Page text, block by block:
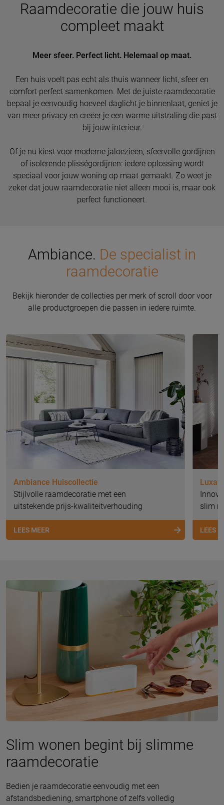
Raamdecoratie die jouw huis
compleet maakt
Meer sfeer. Perfect licht. Helemaal op maat.
Een huis voelt pas echt als thuis wanneer licht, sfeer en
comfort perfect samenkomen. Met de juiste raamdecoratie
bepaal je eenvoudig hoeveel daglicht je binnenlaat, geniet je
van meer privacy en creëer je een warme uitstraling die past
bij jouw interieur.
Of je nu kiest voor moderne jaloezieën, sfeervolle gordijnen
of isolerende plisségordijnen: iedere oplossing wordt
speciaal voor jouw woning op maat gemaakt. Zo weet je
zeker dat jouw raamdecoratie niet alleen mooi is, maar ook
perfect functioneert.
Ambiance. De specialist in
raamdecoratie
Bekijk hieronder de collecties per merk of scroll door voor
alle productgroepen die passen in iedere ruimte.
Ambiance Huiscollectie
Stijlvolle raamdecoratie met een
uitstekende prijs-kwaliteitverhouding
LEES MEER
slim
LEES
Slim wonen begint bij slimme
raamdecoratie
Bedien je raamdecoratie eenvoudig met een
afstandsbediening, smartphone of zelfs volledig